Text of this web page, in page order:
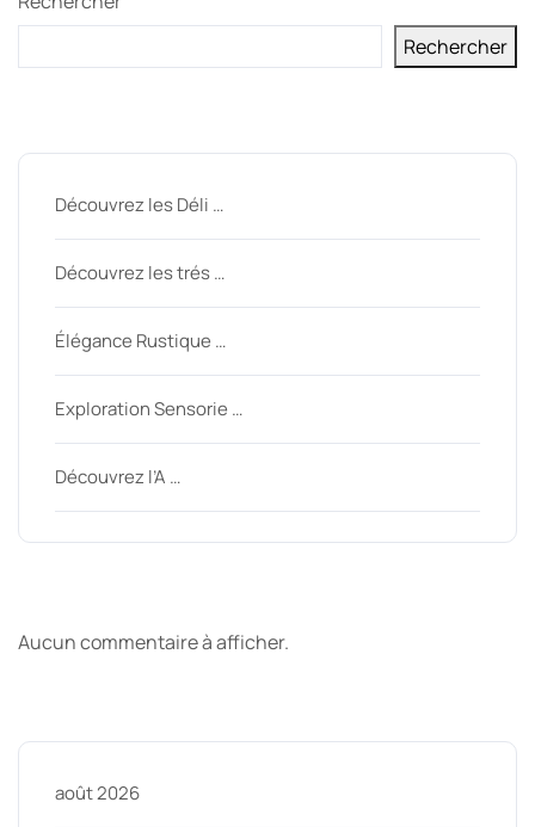
Rechercher
Découvrez les Déli …
Découvrez les trés …
Élégance Rustique …
Exploration Sensorie …
Découvrez l’A …
Aucun commentaire à afficher.
août 2026